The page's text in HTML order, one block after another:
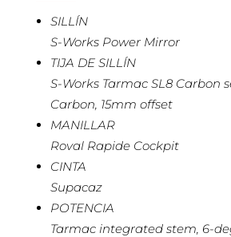
SILLÍN
S-Works Power Mirror
TIJA DE SILLÍN
S-Works Tarmac SL8 Carbon
Carbon, 15mm offset
MANILLAR
Roval Rapide Cockpit
CINTA
Supacaz
POTENCIA
Tarmac integrated stem, 6-